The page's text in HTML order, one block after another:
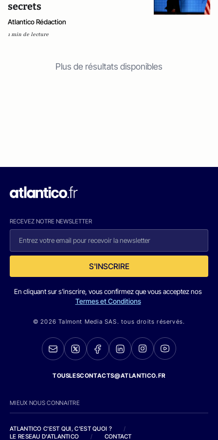
secrets
Atlantico Rédaction
1 min de lecture
Plus de résultats disponibles
RECEVEZ NOTRE NEWSLETTER
S'INSCRIRE
En cliquant sur s'inscrire, vous confirmez que vous acceptez nos
Termes et Conditions
© 2026 Talmont Media SAS. tous droits réservés.
TOUSLESCONTACTS@ATLANTICO.FR
MIEUX NOUS CONNAITRE
ATLANTICO C'EST QUI, C'EST QUOI ?
/
LE RESEAU D'ATLANTICO
/ CONTACT